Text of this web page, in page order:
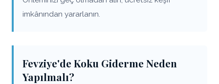
imkânından yararlanın.
Fevziye'de Koku Giderme Neden
Yapılmalı?